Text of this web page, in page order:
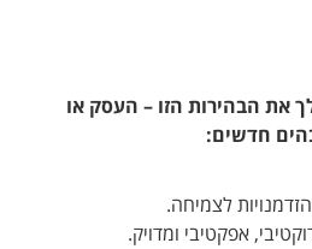
הבהירות הזו – העסק או
חדשים:
לצמיחה.
אפקטיבי ומדויק.